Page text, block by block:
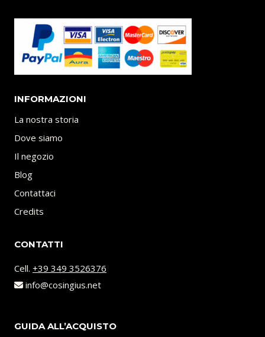
INFORMAZIONI
La nostra storia
Dove siamo
Il negozio
Blog
Contattaci
Credits
CONTATTI
Cell. +39 349 3526376
info@cosingius.net
GUIDA ALL’ACQUISTO